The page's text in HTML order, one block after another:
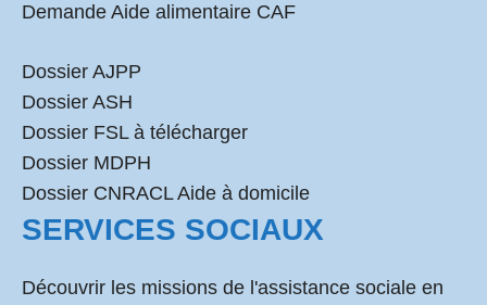
Demande Aide alimentaire CAF
Dossier AJPP
Dossier ASH
Dossier FSL à télécharger
Dossier MDPH
Dossier CNRACL Aide à domicile
SERVICES SOCIAUX
Découvrir les missions de l'assistance sociale en